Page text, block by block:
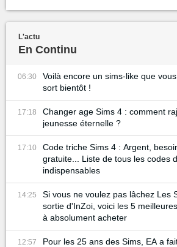
L'actu
En Continu
06:30
Voilà encore un sims-like que
sort bientôt !
17:18
Changer age Sims 4 : comment
jeunesse éternelle ?
17:10
Code triche Sims 4 : Argent,
gratuite... Liste de tous les codes
indispensables
14:25
Si vous ne voulez pas lâchez Les
sortie d'InZoi, voici les 5
à absolument acheter
12:57
Pour les 25 ans des Sims, EA a